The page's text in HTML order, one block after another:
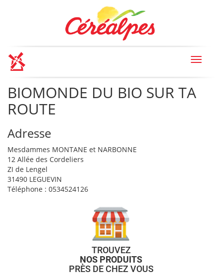
Toggle
BIOMONDE DU BIO SUR TA
ROUTE
Adresse
Mesdammes MONTANE et NARBONNE
12 Allée des Cordeliers
ZI de Lengel
31490 LEGUEVIN
Téléphone : 0534524126
TROUVEZ
NOS PRODUITS
PRÈS DE CHEZ VOUS